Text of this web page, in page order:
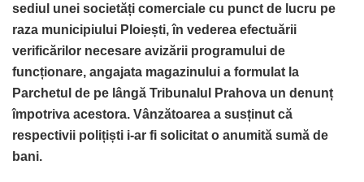
sediul unei societăți comerciale cu punct de lucru pe
raza municipiului Ploiești, în vederea efectuării
verificărilor necesare avizării programului de
funcționare, angajata magazinului a formulat la
Parchetul de pe lângă Tribunalul Prahova un denunț
împotriva acestora. Vânzătoarea a susținut că
respectivii polițiști i-ar fi solicitat o anumită sumă de
bani.